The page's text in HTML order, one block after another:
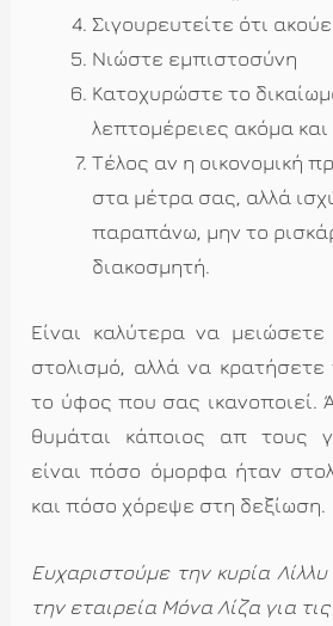
Σιγουρευτείτε ότι
Νιώστε εμπιστοσύνη
Κατοχυρώστε το
λεπτομέρειες ακόμα και
Τέλος αν η οικονομική
στα μέτρα σας, αλλά
παραπάνω, μην το
διακοσμητή.
Είναι καλύτερα να
στολισμό, αλλά να κρατήσετε
το ύφος που σας ικανοποιεί.
θυμάται κάποιος απ τους
είναι πόσο όμορφα ήταν
και πόσο χόρεψε στη δεξίωση.
Ευχαριστούμε την κυρία
την εταιρεία Μόνα Λίζα για